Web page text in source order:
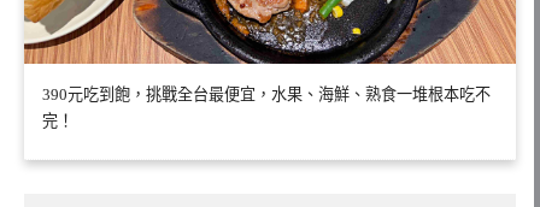
390元吃到飽，挑戰全台最便宜，水果、海鮮、熟食一堆根本吃不
完！